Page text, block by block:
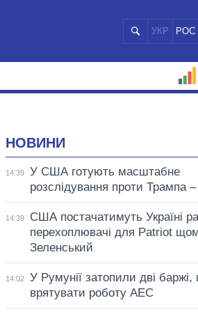
УКР РОС
НОВИНИ
14:39
У США готують масштабне
розслідування проти Трампа
14:39
США постачатимуть Україні
перехоплювачі для Patriot
Зеленський
14:02
У Румунії затопили дві
врятувати роботу АЕС